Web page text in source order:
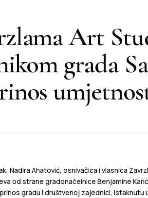
Art
grada
Nadira Ahatović, osnivačica i vlasnica
od strane gradonačelnice Benjamine
gradu i društvenoj zajednici,